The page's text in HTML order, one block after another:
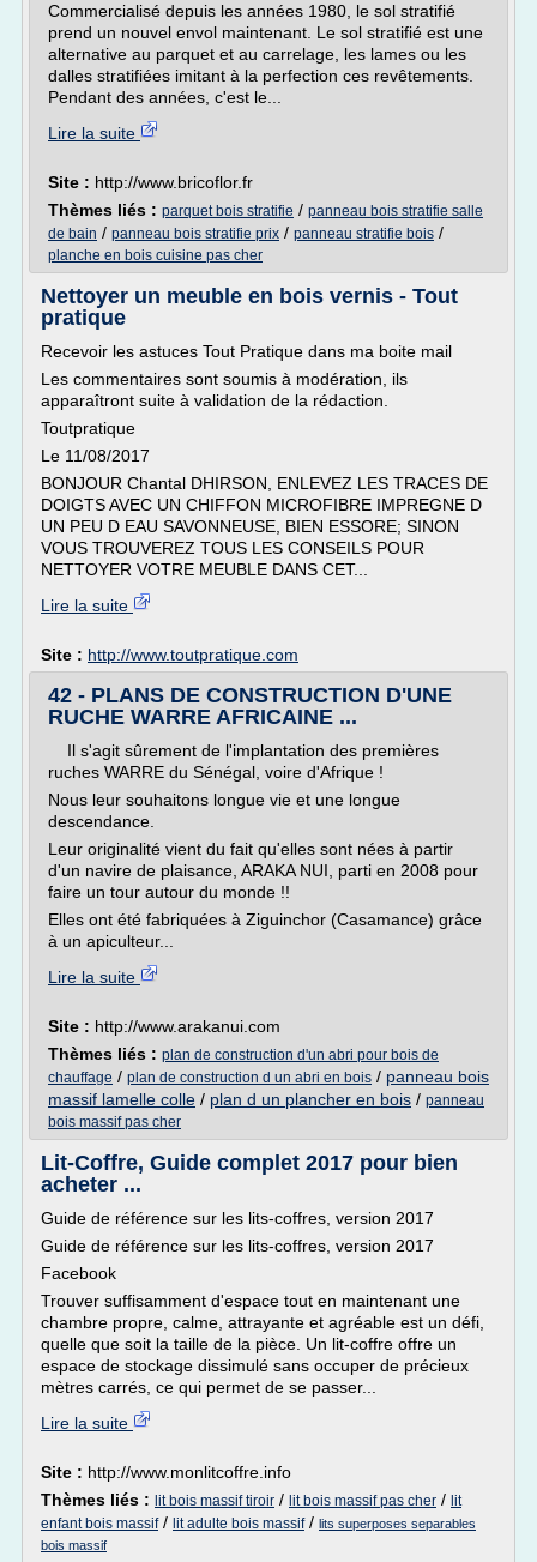
Commercialisé depuis les années 1980, le sol stratifié
prend un nouvel envol maintenant. Le sol stratifié est une
alternative au parquet et au carrelage, les lames ou les
dalles stratifiées imitant à la perfection ces revêtements.
Pendant des années, c'est le...
Lire la suite
Site : http://www.bricoflor.fr
Thèmes liés : parquet bois stratifie / panneau bois stratifie salle
de bain / panneau bois stratifie prix / panneau stratifie bois /
planche en bois cuisine pas cher
Nettoyer un meuble en bois vernis - Tout
pratique
Recevoir les astuces Tout Pratique dans ma boite mail
Les commentaires sont soumis à modération, ils
apparaîtront suite à validation de la rédaction.
Toutpratique
Le 11/08/2017
BONJOUR Chantal DHIRSON, ENLEVEZ LES TRACES DE
DOIGTS AVEC UN CHIFFON MICROFIBRE IMPREGNE D
UN PEU D EAU SAVONNEUSE, BIEN ESSORE; SINON
VOUS TROUVEREZ TOUS LES CONSEILS POUR
NETTOYER VOTRE MEUBLE DANS CET...
Lire la suite
Site : http://www.toutpratique.com
42 - PLANS DE CONSTRUCTION D'UNE
RUCHE WARRE AFRICAINE ...
Il s'agit sûrement de l'implantation des premières
ruches WARRE du Sénégal, voire d'Afrique !
Nous leur souhaitons longue vie et une longue
descendance.
Leur originalité vient du fait qu'elles sont nées à partir
d'un navire de plaisance, ARAKA NUI, parti en 2008 pour
faire un tour autour du monde !!
Elles ont été fabriquées à Ziguinchor (Casamance) grâce
à un apiculteur...
Lire la suite
Site : http://www.arakanui.com
Thèmes liés : plan de construction d'un abri pour bois de
chauffage / plan de construction d un abri en bois / panneau bois
massif lamelle colle / plan d un plancher en bois / panneau
bois massif pas cher
Lit-Coffre, Guide complet 2017 pour bien
acheter ...
Guide de référence sur les lits-coffres, version 2017
Guide de référence sur les lits-coffres, version 2017
Facebook
Trouver suffisamment d'espace tout en maintenant une
chambre propre, calme, attrayante et agréable est un défi,
quelle que soit la taille de la pièce. Un lit-coffre offre un
espace de stockage dissimulé sans occuper de précieux
mètres carrés, ce qui permet de se passer...
Lire la suite
Site : http://www.monlitcoffre.info
Thèmes liés : lit bois massif tiroir / lit bois massif pas cher / lit
enfant bois massif/ lit adulte bois massif/ lits superposes separables
bois massif